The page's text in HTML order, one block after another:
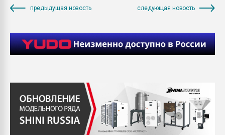
предыдущая новость следующая новость